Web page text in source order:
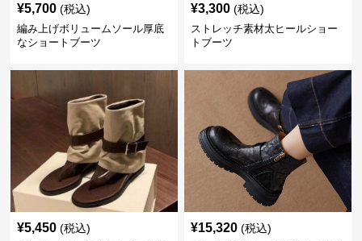
¥5,700 (税込)
編み上げボリュームソール厚底
なショートブーツ
¥3,300 (税込)
ストレッチ素材太ヒールショー
トブーツ
¥5,450 (税込) ¥15,320 (税込)